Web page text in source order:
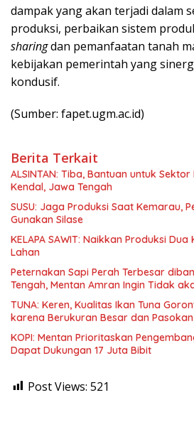
dampak yang akan terjadi dalam
produksi, perbaikan sistem
sharingdan pemanfaatan tanah
kebijakan pemerintah yang
kondusif.
(Sumber: fapet.ugm.ac.id)
Berita Terkait
ALSINTAN: Tiba, Bantuan untuk
Kendal, Jawa Tengah
SUSU: Jaga Produksi Saat Kemarau,
Gunakan Silase
KELAPA SAWIT: Naikkan Produksi
Lahan
Peternakan Sapi Perah Terbesar
Tengah, Mentan Amran Ingin Tidak
TUNA: Keren, Kualitas Ikan Tuna
karena Berukuran Besar dan
KOPI: Mentan Prioritaskan
Dapat Dukungan 17 Juta Bibit
Post Views: 521